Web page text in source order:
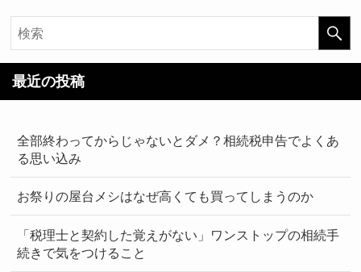
最近の投稿
全部終わってからじゃないとダメ？相続税申告でよくあ
る思い込み
お祭りの屋台メシはなぜ高くても買ってしまうのか
「税理士と契約した覚えがない」ワンストップの相続手
続きで気をつけること